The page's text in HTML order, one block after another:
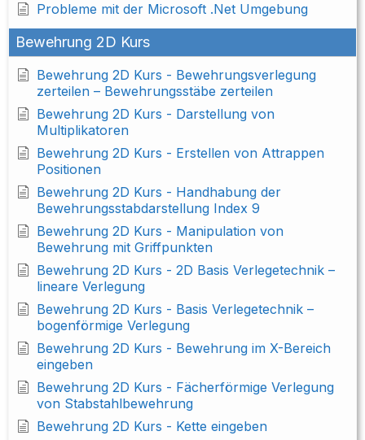
Probleme mit der Microsoft .Net Umgebung
Bewehrung 2D Kurs
Bewehrung 2D Kurs - Bewehrungsverlegung
zerteilen – Bewehrungsstäbe zerteilen
Bewehrung 2D Kurs - Darstellung von
Multiplikatoren
Bewehrung 2D Kurs - Erstellen von Attrappen
Positionen
Bewehrung 2D Kurs - Handhabung der
Bewehrungsstabdarstellung Index 9
Bewehrung 2D Kurs - Manipulation von
Bewehrung mit Griffpunkten
Bewehrung 2D Kurs - 2D Basis Verlegetechnik –
lineare Verlegung
Bewehrung 2D Kurs - Basis Verlegetechnik –
bogenförmige Verlegung
Bewehrung 2D Kurs - Bewehrung im X-Bereich
eingeben
Bewehrung 2D Kurs - Fächerförmige Verlegung
von Stabstahlbewehrung
Bewehrung 2D Kurs - Kette eingeben